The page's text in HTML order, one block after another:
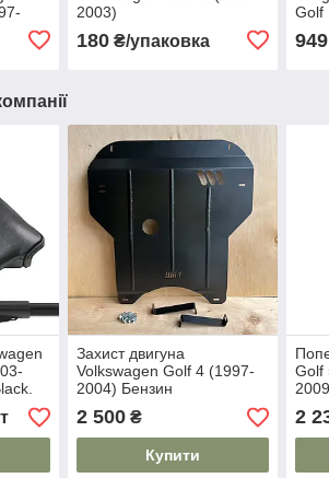
2003)
180₴/упаковка
Golf
949
Захист двигуна
Volkswagen Golf 4 (1997-
2004) Бензин
2 500₴
Купити
Golf
2